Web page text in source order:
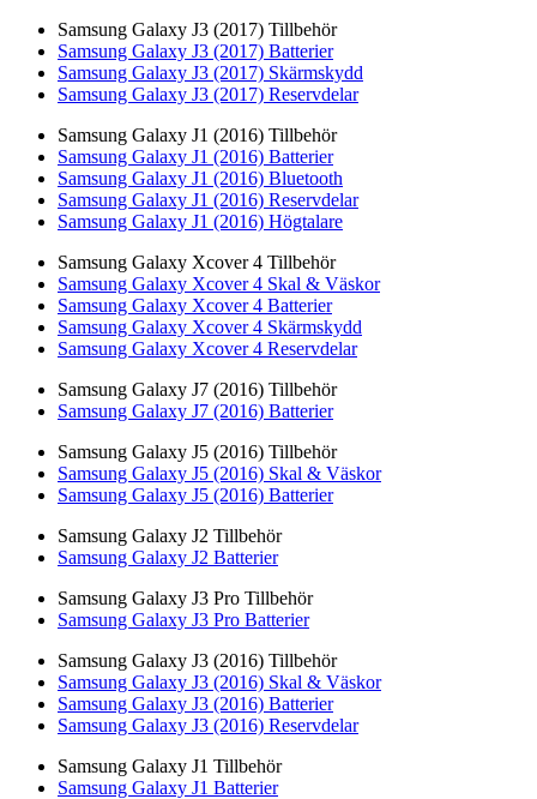
Samsung Galaxy J3 (2017) Tillbehör
Samsung Galaxy J3 (2017) Batterier
Samsung Galaxy J3 (2017) Skärmskydd
Samsung Galaxy J3 (2017) Reservdelar
Samsung Galaxy J1 (2016) Tillbehör
Samsung Galaxy J1 (2016) Batterier
Samsung Galaxy J1 (2016) Bluetooth
Samsung Galaxy J1 (2016) Reservdelar
Samsung Galaxy J1 (2016) Högtalare
Samsung Galaxy Xcover 4 Tillbehör
Samsung Galaxy Xcover 4 Skal & Väskor
Samsung Galaxy Xcover 4 Batterier
Samsung Galaxy Xcover 4 Skärmskydd
Samsung Galaxy Xcover 4 Reservdelar
Samsung Galaxy J7 (2016) Tillbehör
Samsung Galaxy J7 (2016) Batterier
Samsung Galaxy J5 (2016) Tillbehör
Samsung Galaxy J5 (2016) Skal & Väskor
Samsung Galaxy J5 (2016) Batterier
Samsung Galaxy J2 Tillbehör
Samsung Galaxy J2 Batterier
Samsung Galaxy J3 Pro Tillbehör
Samsung Galaxy J3 Pro Batterier
Samsung Galaxy J3 (2016) Tillbehör
Samsung Galaxy J3 (2016) Skal & Väskor
Samsung Galaxy J3 (2016) Batterier
Samsung Galaxy J3 (2016) Reservdelar
Samsung Galaxy J1 Tillbehör
Samsung Galaxy J1 Batterier